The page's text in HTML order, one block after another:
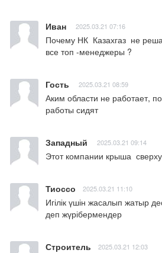
Иван 2025.03.21 07:16
Почему НК  Казахгаз  не
все топ -менеджеры ?
Гость 2025.03.21 08:59
Аким области не работает,
работы сидят
Западный 2025.03.21 09:14
Этот компании крыша
Тиоссо 2025.03.21 11:10
Игілік үшін жасалып жатыр
деп жүрібермендер
Строитель 2025.03.21 12:03